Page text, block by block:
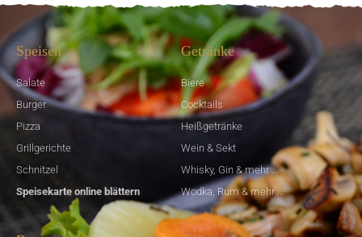
Speisen
Salate
Burger
Pizza
Grillgerichte
Schnitzel
Speisekarte online blättern
Getränke
Biere
Cocktails
Heißgetränke
Wein & Sekt
Whisky, Gin & mehr ...
Wodka, Rum & mehr ...